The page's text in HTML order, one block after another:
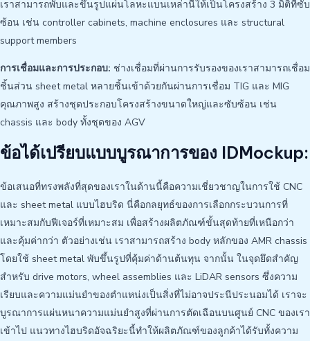
เราสามารถพับและขึ้นรูปแผ่นโลหะแบนเหล่านี้ให้เป็นโครงสร้าง 3 มิติที่ซับ
ซ้อน เช่น controller cabinets, machine enclosures และ structural
support members
การเชื่อมและการประกอบ: ช่างเชื่อมที่ผ่านการรับรองของเราสามารถเชื่อม
ชิ้นส่วน sheet metal หลายชิ้นเข้าด้วยกันผ่านการเชื่อม TIG และ MIG
คุณภาพสูง สร้างชุดประกอบโครงสร้างขนาดใหญ่และซับซ้อน เช่น
chassis และ body ทั้งชุดของ AGV
ข้อได้เปรียบแบบบูรณาการของ IDMockup:
ข้อเสนอที่ทรงพลังที่สุดของเราในด้านนี้คือความเชี่ยวชาญในการใช้ CNC
และ sheet metal แบบไฮบริด นี่คือกลยุทธ์ของการเลือกกระบวนการที่
เหมาะสมกับฟีเจอร์ที่เหมาะสม เพื่อสร้างผลิตภัณฑ์ขั้นสุดท้ายที่เหนือกว่า
และคุ้มค่ากว่า ตัวอย่างเช่น เราสามารถสร้าง body หลักของ AMR chassis
โดยใช้ sheet metal พับขึ้นรูปที่คุ้มค่าด้านต้นทุน จากนั้น ในจุดยึดสำคัญ
สำหรับ drive motors, wheel assemblies และ LiDAR sensors ซึ่งความ
เรียบและความแม่นยำของตำแหน่งเป็นสิ่งที่ไม่อาจประนีประนอมได้ เราจะ
บูรณาการแผ่นหนาความแม่นยำสูงที่ผ่านการตัดเฉือนบนศูนย์ CNC ของเรา
เข้าไป แนวทางไฮบริดอัจฉริยะนี้ทำให้ผลิตภัณฑ์ของลูกค้าได้รับทั้งความ